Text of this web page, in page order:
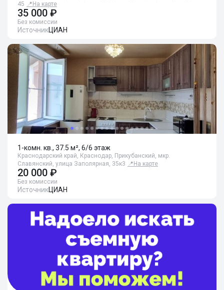
45 📍 На карте
35 000 ₽
Без комиссии
ИсточникЦИАН
1-комн. кв., 37.5 м², 6/6 этаж
Краснодарский край, Краснодар, Прикубанский, мкр.
Славянский, улица Заполярная, 35к3 📍 На карте
20 000 ₽
Без комиссии
ИсточникЦИАН